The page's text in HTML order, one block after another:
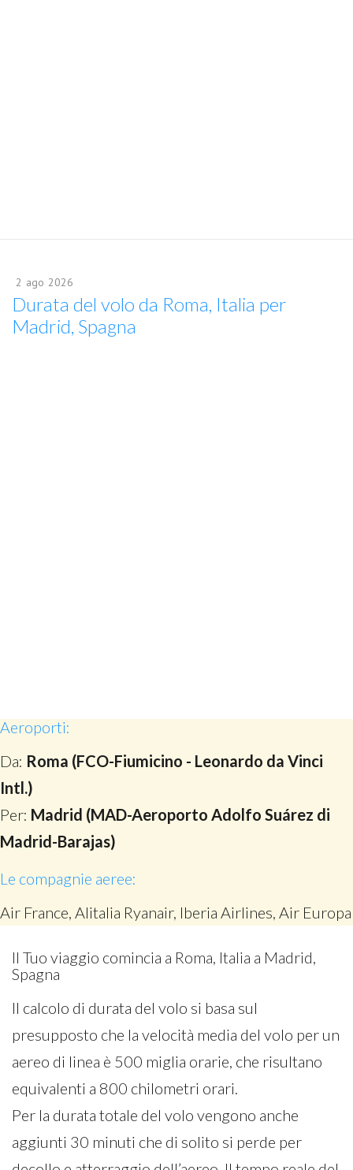
2 ago 2026
Durata del volo da Roma, Italia per
Madrid, Spagna
Aeroporti:
Da: Roma (FCO-Fiumicino - Leonardo da Vinci
Intl.)
Per: Madrid (MAD-Aeroporto Adolfo Suárez di
Madrid-Barajas)
Le compagnie aeree:
Air France, Alitalia Ryanair, Iberia Airlines, Air Europa
Il Tuo viaggio comincia a Roma, Italia a Madrid,
Spagna
Il calcolo di durata del volo si basa sul
presupposto che la velocità media del volo per un
aereo di linea è 500 miglia orarie, che risultano
equivalenti a 800 chilometri orari.
Per la durata totale del volo vengono anche
aggiunti 30 minuti che di solito si perde per